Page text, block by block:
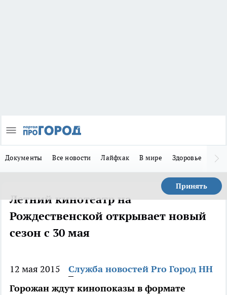
Документы Все новости Лайфхак В мире Здоровье
Принять
Летний кинотеатр на
Рождественской открывает новый
сезон с 30 мая
12 мая 2015
Служба новостей Pro Город НН
Горожан ждут кинопоказы в формате